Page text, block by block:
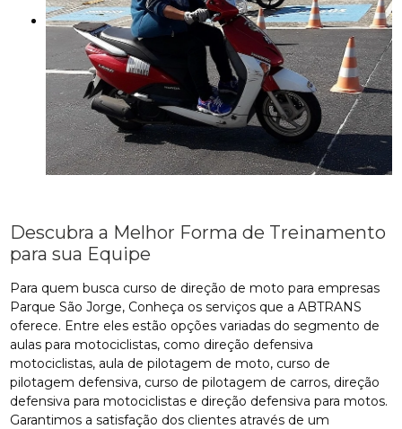
Descubra a Melhor Forma de Treinamento
para sua Equipe
Para quem busca curso de direção de moto para empresas
Parque São Jorge, Conheça os serviços que a ABTRANS
oferece. Entre eles estão opções variadas do segmento de
aulas para motociclistas, como direção defensiva
motociclistas, aula de pilotagem de moto, curso de
pilotagem defensiva, curso de pilotagem de carros, direção
defensiva para motociclistas e direção defensiva para motos.
Garantimos a satisfação dos clientes através de um